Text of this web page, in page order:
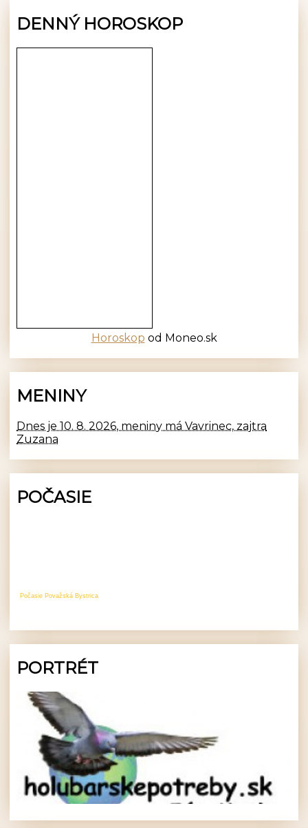
DENNÝ HOROSKOP
Horoskop od Moneo.sk
MENINY
Dnes je 10. 8. 2026, meniny má Vavrinec, zajtra
Zuzana
POČASIE
Počasie Považská Bystrica
PORTRÉT